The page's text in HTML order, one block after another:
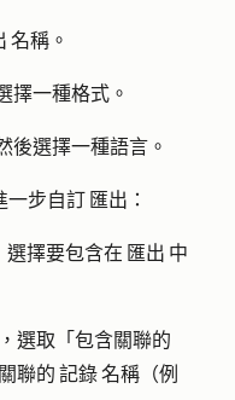
名稱 。
擇一種格式 。
後選擇一種語言 。
一步自訂 匯出：
選擇要包含在 匯出 中
選取「 包含關聯的
聯的 記錄 名稱（例